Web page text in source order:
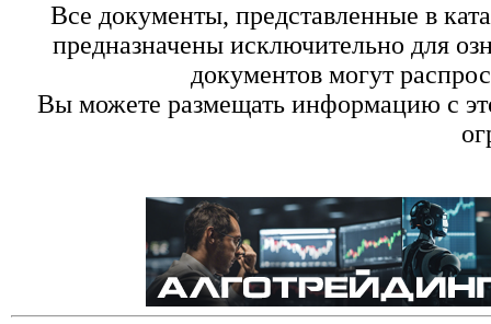
Все документы, представленные в
предназначены исключительно для
документов могут
Вы можете размещать информацию с